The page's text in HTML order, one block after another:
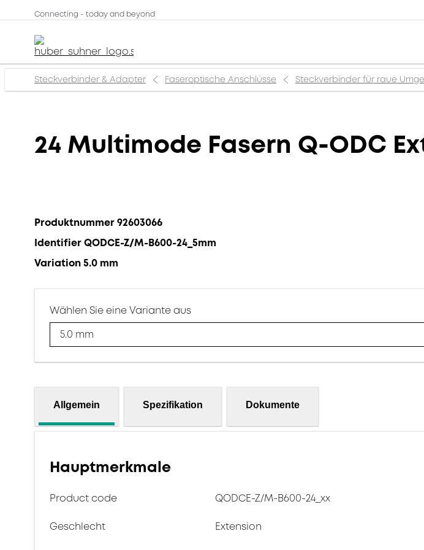
Connecting - today and beyond
Steckverbinder & Adapter Faseroptische Anschlüsse Steckverbinder für raue
24 Multimode Fasern Q-ODC
Produktnummer 92603066
Identifier QODCE-Z/M-B600-24_5mm
Variation 5.0 mm
Wählen Sie eine Variante aus
5.0 mm
Allgemein Spezifikation Dokumente
Hauptmerkmale
Product code QODCE-Z/M-B600-24_xx
Geschlecht Extension